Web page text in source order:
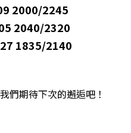
2000/2245
2040/2320
1835/2140
們期待下次的邂逅吧！